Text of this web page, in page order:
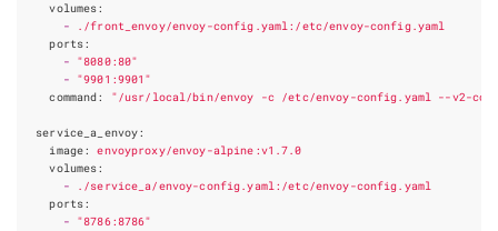
volumes:
-
./front_envoy/envoy-config.yaml:/etc/envoy-config.yaml
ports:
-
"8080:80"
-
"9901:9901"
command : "/usr/local/bin/envoy -c /etc/envoy-config.yaml --v2-
service_a_envoy:
image:
envoyproxy/envoy-alpine:v1.7.0
volumes:
-
./service_a/envoy-config.yaml:/etc/envoy-config.yaml
ports:
-
"8786:8786"